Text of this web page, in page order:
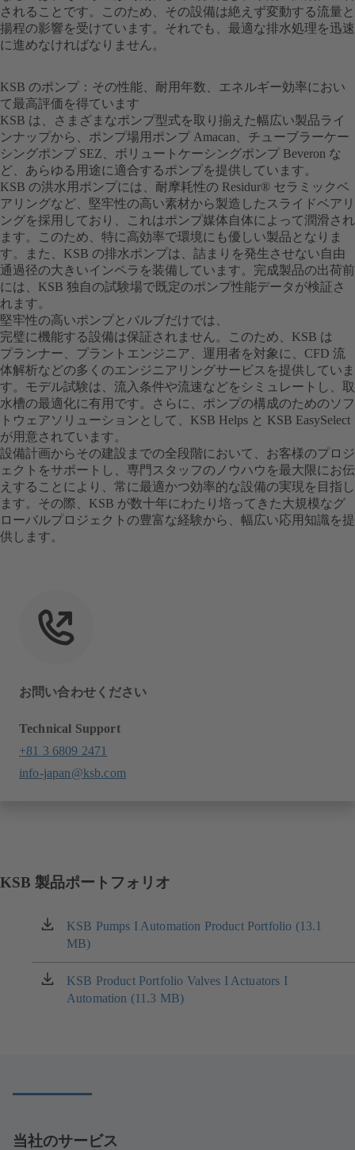
されることです。このため、その設備は絶えず変動する流量と
揚程の影響を受けています。それでも、最適な排水処理を迅速
に進めなければなりません。
KSB のポンプ：その性能、耐用年数、エネルギー効率におい
て最高評価を得ています
KSB は、さまざまなポンプ型式を取り揃えた幅広い製品ライ
ンナップから、ポンプ場用ポンプ Amacan、チューブラーケー
シングポンプ SEZ、ボリュートケーシングポンプ Beveron な
ど、あらゆる用途に適合するポンプを提供しています。
KSB の洪水用ポンプには、耐摩耗性の Residur® セラミックベ
アリングなど、堅牢性の高い素材から製造したスライドベアリ
ングを採用しており、これはポンプ媒体自体によって潤滑され
ます。このため、特に高効率で環境にも優しい製品となりま
す。また、KSB の排水ポンプは、詰まりを発生させない自由
通過径の大きいインペラを装備しています。完成製品の出荷前
には、KSB 独自の試験場で既定のポンプ性能データが検証さ
れます。
堅牢性の高いポンプとバルブだけでは、
完璧に機能する設備は保証されません。このため、KSB は
プランナー、プラントエンジニア、運用者を対象に、CFD 流
体解析などの多くのエンジニアリングサービスを提供していま
す。モデル試験は、流入条件や流速などをシミュレートし、取
水槽の最適化に有用です。さらに、ポンプの構成のためのソフ
トウェアソリューションとして、KSB Helps と KSB EasySelect
が用意されています。
設備計画からその建設までの全段階において、お客様のプロジ
ェクトをサポートし、専門スタッフのノウハウを最大限にお伝
えすることにより、常に最適かつ効率的な設備の実現を目指し
ます。その際、KSB が数十年にわたり培ってきた大規模なグ
ローバルプロジェクトの豊富な経験から、幅広い応用知識を提
供します。
お問い合わせください
Technical Support
+81 3 6809 2471
info-japan@ksb.com
KSB 製品ポートフォリオ
KSB Pumps I Automation Product Portfolio (13.1
MB)
（新
し
い
タ
ブ
KSB Product Portfolio Valves I Actuators I
Automation (11.3 MB)
（新
し
す）
当社のサービス